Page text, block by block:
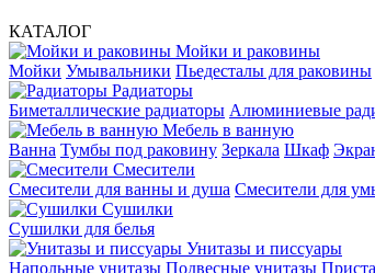
КАТАЛОГ
Мойки и раковины
Мойки Умывальники Пьедесталы для раковины
Радиаторы
Биметаллические радиаторы Алюминиевые
Мебель в ванную
Ванна Тумбы под раковину Зеркала Шкаф
Смесители
Смесители для ванны и душа Смесители для
Сушилки
Сушилки для белья
Унитазы и писсуары
Напольные унитазы Подвесные унитазы